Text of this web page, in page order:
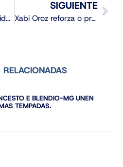
Isaac Vázquez, elexido Mellor Xogador da Tempada BasketGal 2026
SIGUIENTE
Xabi Oroz reforza o proxecto do Club Ourense Baloncesto
E BLENDIO-MG UNEN
TEMPADAS.